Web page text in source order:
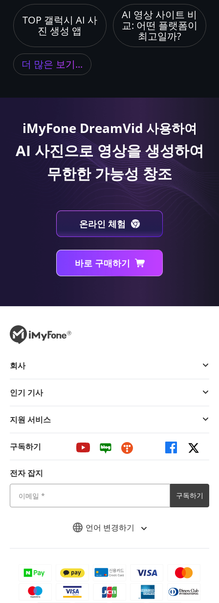
TOP 갤럭시 AI 사
진 생성 앱
AI 영상 사이트 비
교: 어떤 플랫폼이
최고일까?
더 많은 보기...
iMyFone DreamVid 사용하여
AI 사진으로 영상을 생성하여
무한한 가능성 창조
온라인 체험
바로 구매하기
언어 변경하기
회사
인기 기사
지원 서비스
구독하기
전자 잡지
구독하기